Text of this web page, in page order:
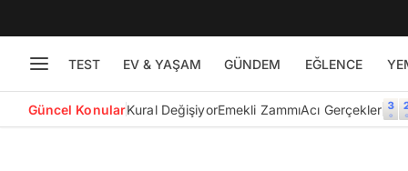
TEST EV & YAŞAM GÜNDEM EĞLENCE
Güncel KonularKural DeğişiyorEmekli ZammıAcı Gerçekler